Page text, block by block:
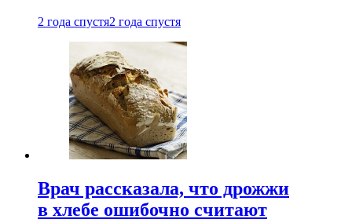
2 года спустя2 года спустя
Врач рассказала, что дрожжи
в хлебе ошибочно считают